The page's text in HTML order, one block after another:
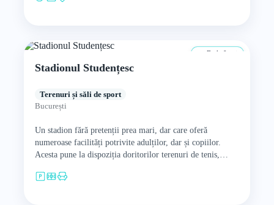
De la 0 ani
Stadionul Studențesc
Terenuri și săli de sport
București
Un stadion fără pretenții prea mari, dar care oferă
numeroase facilități potrivite adulților, dar și copiilor.
Acesta pune la dispoziția doritorilor terenuri de tenis,